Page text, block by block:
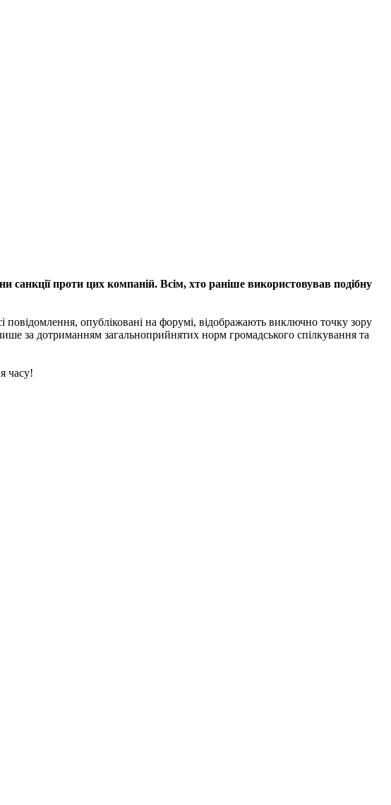
проти цих компаній. Всім, хто раніше використовував подібну
повідомлення, опубліковані на форумі, відображають виключно точку зору
за дотриманням загальноприйнятих норм громадського спілкування та
часу!